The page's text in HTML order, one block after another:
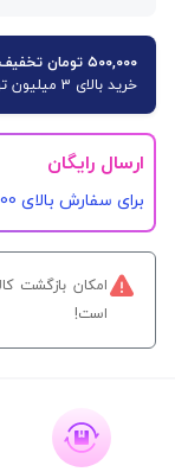
۵۰۰,۰۰۰ تومان تخفیف با دیجی پی
خرید بالای 3 میلیون تومان
ارسال رایگان
برای سفارش‌ بالای 5,000,000 تومان
است!